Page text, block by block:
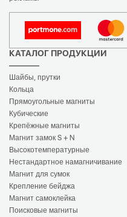
КАТАЛОГ ПРОДУКЦИИ
Шайбы, прутки
Кольца
Прямоугольные магниты
Кубические
Крепёжные магниты
Магнит замок S + N
Высокотемпературные
Нестандартное намагничивание
Магнит для сумок
Крепление бейджа
Магнит самоклейка
Поисковые магниты